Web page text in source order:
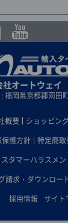
社オートウェイ
福岡県京都郡苅田
概要 ショッピン
護方針
特定商
スタマーハラスメ
請求・ダウンロー
採用情報
サイト